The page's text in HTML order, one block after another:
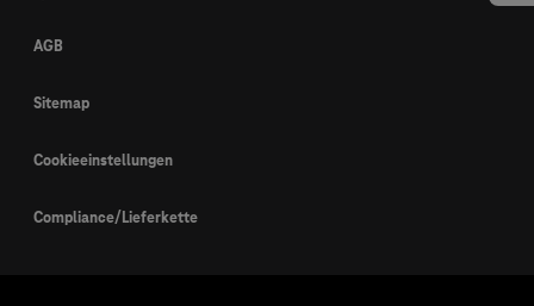
AGB
Sitemap
Cookieeinstellungen
Compliance/Lieferkette